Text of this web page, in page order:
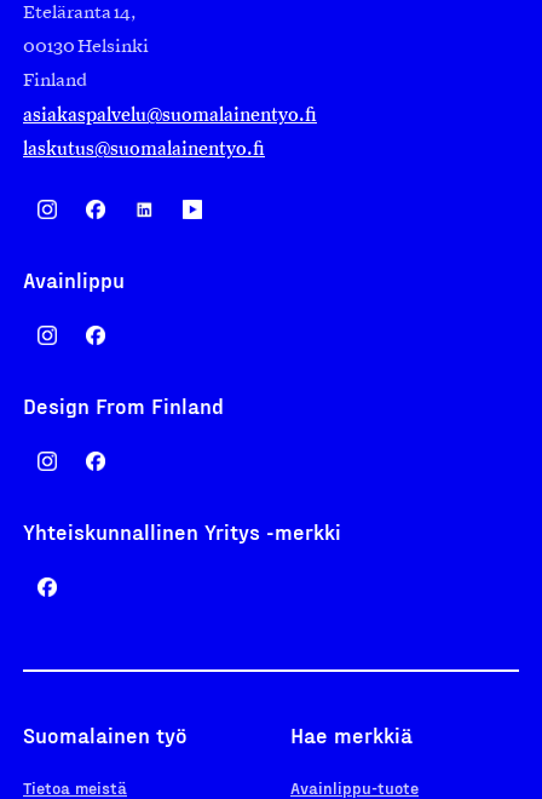
Eteläranta 14,
00130 Helsinki
Finland
asiakaspalvelu@suomalainentyo.fi
laskutus@suomalainentyo.fi
Avainlippu
Design From Finland
Yhteiskunnallinen Yritys -merkki
Suomalainen työ
Tietoa meistä
Hae merkkiä
Avainlippu-tuote